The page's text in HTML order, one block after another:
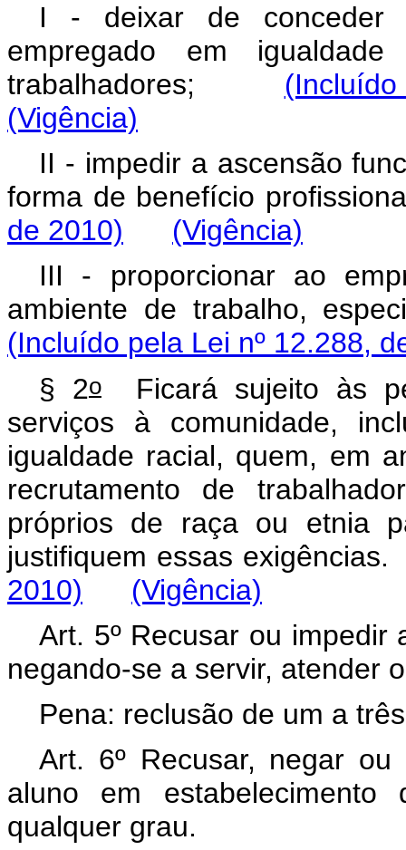
I - deixar de conceder
empregado em
trabalhadores;
(Vigência)
II - impedir a ascensão
forma de benefício
de 2010)
(Vigência)
III - proporcionar ao
ambiente de trabalho,
(Incluído pela Lei nº 12.288,
§ 2oFicará sujeito às
serviços à comunidade,
igualdade racial, quem, em
recrutamento de
próprios de raça ou etnia
justifiquem essas
2010)
(Vigência)
Art. 5º Recusar ou impedir
negando-se a servir, atender
Pena: reclusão de um a
Art. 6º Recusar, negar
aluno em
qualquer grau.